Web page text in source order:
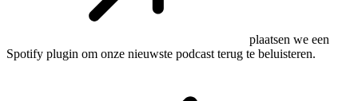
plaatsen we een
Spotify plugin om onze nieuwste podcast terug te beluisteren.